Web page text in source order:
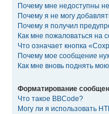
Почему мне недоступны
Почему я не могу
Почему я получил
Как мне пожаловаться на
Что означает кнопка
Почему мое сообщение
Как мне вновь поднять
Форматирование
Что такое BBCode?
Могу ли я использовать